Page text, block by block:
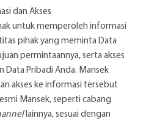
dan Akses
untuk memperoleh informasi
pihak yang meminta Data
permintaannya, serta akses
Data Pribadi Anda. Mansek
akses ke informasi tersebut
Mansek, seperti cabang
lainnya, sesuai dengan